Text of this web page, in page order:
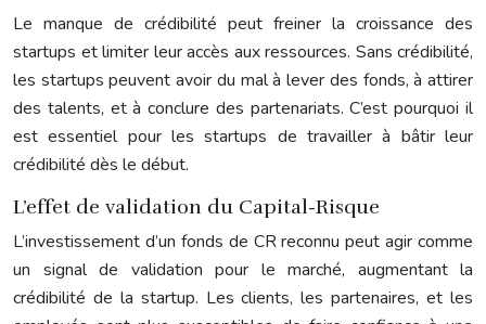
Le manque de crédibilité peut freiner la croissance des
startups et limiter leur accès aux ressources. Sans crédibilité,
les startups peuvent avoir du mal à lever des fonds, à attirer
des talents, et à conclure des partenariats. C’est pourquoi il
est essentiel pour les startups de travailler à bâtir leur
crédibilité dès le début.
L’effet de validation du Capital-Risque
L’investissement d’un fonds de CR reconnu peut agir comme
un signal de validation pour le marché, augmentant la
crédibilité de la startup. Les clients, les partenaires, et les